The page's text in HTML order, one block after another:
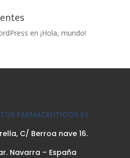
en ¡Hola, mundo!
FARMACÉUTICOS S.L.
C/ Berroa nave 16.
Navarra – España